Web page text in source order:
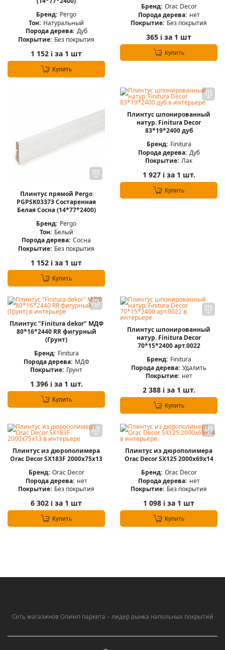
Бренд: Pergo
Тон: Натуральный
Порода дерева: Дуб
Покрытие: Без покрытия
1 152 i за 1 шт
Купить
Бренд: Orac Decor
Порода дерева: нет
Покрытие: Без покрытия
365 i за 1 шт
Купить
Плинтус прямой Pergo
PGPSK03373 Состаренная
Белая Сосна (14*77*2400)
Бренд: Pergo
Тон: Белый
Порода дерева: Сосна
Покрытие: Без покрытия
1 152 i за 1 шт
Купить
Плинтус шпонированный
натур. Finitura Decor
83*19*2400 дуб
Бренд: Finitura
Порода дерева: Дуб
Покрытие: Лак
1 927 iза 1 шт.
Купить
Плинтус "Finitura dekor" МДФ
80*16*2440 RR фигурный
(Грунт)
Бренд: Finitura
Порода дерева: МДФ
Покрытие: Грунт
1 396 iза 1 шт.
Купить
Плинтус шпонированный
натур. Finitura Decor
70*15*2400 арт.0022
Бренд: Finitura
Порода дерева: Удалить
Покрытие: нет
2 388 iза 1 шт.
Купить
Плинтус из дюрополимера
Orac Decor SX183F 2000х75х13
Бренд: Orac Decor
Порода дерева: нет
Покрытие: Без покрытия
6 302 i за 1 шт
Купить
Плинтус из дюрополимера
Orac Decor SX125 2000х69х14
Бренд: Orac Decor
Порода дерева: нет
Покрытие: Без покрытия
1 098 i за 1 шт
Купить
Сеть магазинов Олимп паркета – лидер рынка напольных покрытий